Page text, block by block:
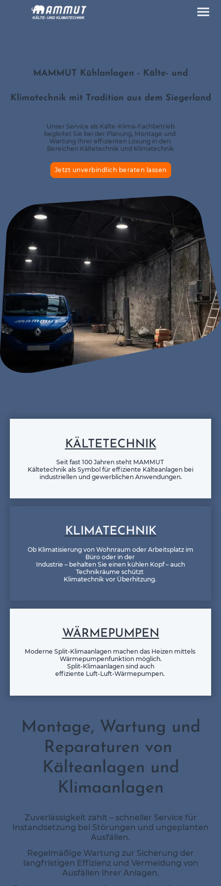
MAMMUT Kühlanlagen - Kälte- und
Klimatechnik mit Tradition aus dem Siegerland
Unser Service als Kälte-Klima-Fachbetrieb
begleitet Sie bei der Planung, Montage und
Wartung Ihrer effizienten Lösung in den
Bereichen Kältetechnik und Klimatechnik
Jetzt unverbindlich beraten lassen
KÄLTETECHNIK
Seit fast 100 Jahren steht MAMMUT
Kältetechnik als Symbol für effiziente Kälteanlagen bei
industriellen und gewerblichen Anwendungen.
KLIMATECHNIK
Ob Klimatisierung von Wohnraum oder Arbeitsplatz im
Büro oder in der
Industrie – behalten Sie einen kühlen Kopf – auch
Technikräume schützt
Klimatechnik vor Überhitzung.
WÄRMEPUMPEN
Moderne Split-Klimaanlagen machen das Heizen mittels
Wärmepumpenfunktion möglich.
Split-Klimaanlagen sind auch
effiziente Luft-Luft-Wärmepumpen.
Montage, Wartung und
Reparaturen von
Kälteanlagen und
Klimaanlagen
Zuverlässigkeit zählt – schneller Service für
Instandsetzung bei Störungen und ungeplanten
Ausfällen.
Regelmäßige Wartung zur Sicherung der
langfristigen Effizienz und Vermeidung von
Ausfällen Ihrer Anlagen.